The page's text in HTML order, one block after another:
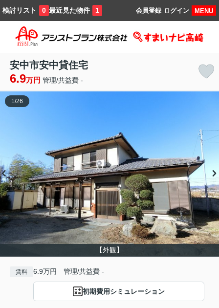
検討リスト 0 最近見た物件 1 MENU
ログイン
会員登録
安中市安中貸住宅
6.9万円 管理/共益費 -
【外観】
1 /26
賃料 6.9万円 管理/共益費 -
初期費用シミュレーション